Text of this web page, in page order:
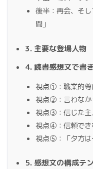
後半：再会、そ
間」
3. 主要な登場人物
4. 読書感想文で書
視点①：職業的
視点②：言わなか
視点③：信じた主
視点④：信頼でき
視点⑤：「夕方は
5. 感想文の構成テ